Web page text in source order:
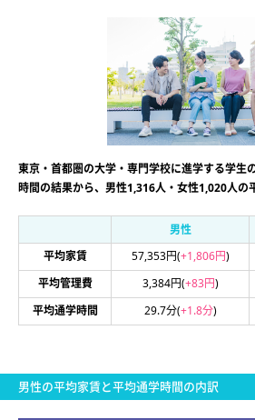
東京・首都圏の大学・専門学校に進学する学生
時間の結果から、男性1,316人・女性1,020人の
男性
平均家賃
57,353円(+1,806円)
平均管理費
3,384円(+83円)
平均通学時間
29.7分(+1.8分)
男性の平均家賃と平均通学時間の内訳